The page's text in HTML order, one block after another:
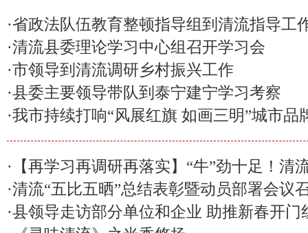
·省政法队伍教育整顿指导组到清流指导工
·清流县委理论学习中心组召开学习会
·市领导到清流调研乡村振兴工作
·县委主要领导带队到泰宁建宁学习考察
·我市持续打响“风展红旗 如画三明”城市品
· 【再学习再调研再落实】“牛”劲十足！清
·清流“五比五晒”总结表彰暨动员部署会议
·县领导走访部分单位和企业 助推新春开门